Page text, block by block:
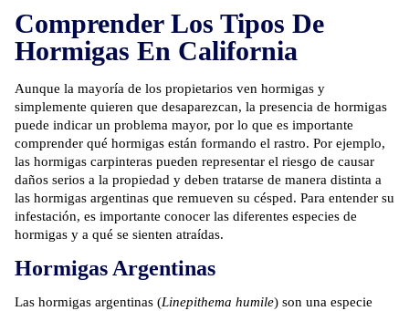
Comprender Los Tipos De
Hormigas En California
Aunque la mayoría de los propietarios ven hormigas y
simplemente quieren que desaparezcan, la presencia de hormigas
puede indicar un problema mayor, por lo que es importante
comprender qué hormigas están formando el rastro. Por ejemplo,
las hormigas carpinteras pueden representar el riesgo de causar
daños serios a la propiedad y deben tratarse de manera distinta a
las hormigas argentinas que remueven su césped. Para entender su
infestación, es importante conocer las diferentes especies de
hormigas y a qué se sienten atraídas.
Hormigas Argentinas
Las hormigas argentinas (Linepithema humile) son una especie